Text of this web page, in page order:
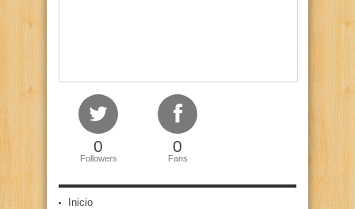
0
Followers
0
Fans
Inicio